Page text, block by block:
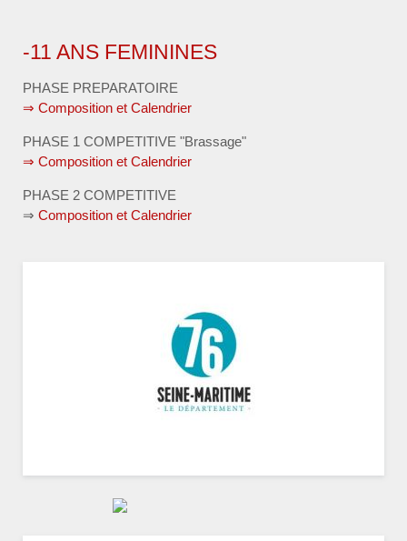
-11 ANS FEMININES
PHASE PREPARATOIRE
⇒ Composition et Calendrier
PHASE 1 COMPETITIVE "Brassage"
⇒ Composition et Calendrier
PHASE 2 COMPETITIVE
⇒ Composition et Calendrier